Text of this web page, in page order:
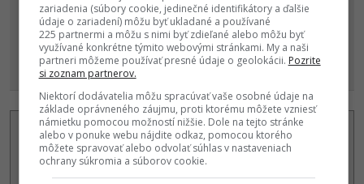
Autor
MICHAELA MOLNÁROVÁ
Dlhoročná redaktorka a zahraničná korešpondentka
EMEFKA, pre ktorú profesionálne píše od roku 2017. Vďaka
zariadenia (súbory cookie, jedinečné identifikátory a ďalšie
údaje o zariadení) môžu byť ukladané a používané
225 partnermi a môžu s nimi byť zdieľané alebo môžu byť
využívané konkrétne týmito webovými stránkami. My a naši
partneri môžeme používať presné údaje o geolokácii. Pozrite
si zoznam partnerov.
Niektorí dodávatelia môžu spracúvať vaše osobné údaje na
základe oprávneného záujmu, proti ktorému môžete vzniesť
námietku pomocou možností nižšie. Dole na tejto stránke
alebo v ponuke webu nájdite odkaz, pomocou ktorého
môžete spravovať alebo odvolať súhlas v nastaveniach
ochrany súkromia a súborov cookie.